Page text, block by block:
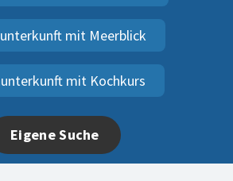
mit Meerblick
mit Kochkurs
Eigene Suche